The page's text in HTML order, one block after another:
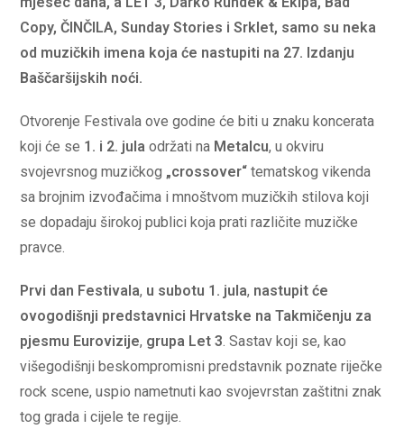
Copy, ČINČILA, Sunday Stories i Srklet, samo su neka
od muzičkih imena koja će nastupiti na 27. Izdanju
Baščaršijskih noći.
Otvorenje Festivala ove godine će biti u znaku koncerata
koji će se 1. i 2. jula održati na Metalcu, u okviru
svojevrsnog muzičkog „crossover“tematskog vikenda
sa brojnim izvođačima i mnoštvom muzičkih stilova koji
se dopadaju širokoj publici koja prati različite muzičke
pravce.
Prvi dan Festivala, u subotu 1. jula, nastupit će
ovogodišnji predstavnici Hrvatske na Takmičenju za
pjesmu Eurovizije, grupa Let 3. Sastav koji se, kao
višegodišnji beskompromisni predstavnik poznate riječke
rock scene, uspio nametnuti kao svojevrstan zaštitni znak
tog grada i cijele te regije.